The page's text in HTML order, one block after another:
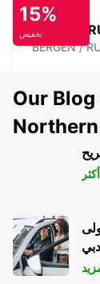
BERGEN
BERGEN /
BERLIN
BERLIN -
15%
تخفيض
Our